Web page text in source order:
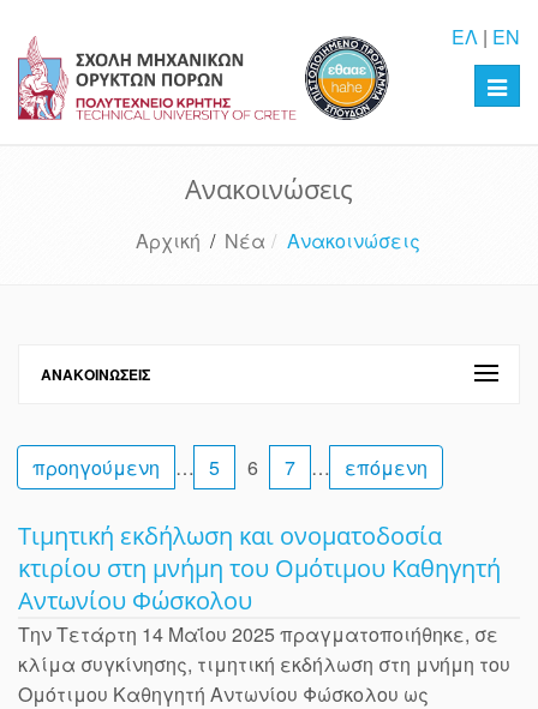
ΕΛ | EN
Ανακοινώσεις
Αρχική / Νέα Ανακοινώσεις
ΑΝΑΚΟΙΝΏΣΕΙΣ
προηγούμενη … 5 6 7 … επόμενη
Τιμητική εκδήλωση και ονοματοδοσία
κτιρίου στη μνήμη του Ομότιμου Καθηγητή
Αντωνίου Φώσκολου
Την Τετάρτη 14 Μαΐου 2025 πραγματοποιήθηκε, σε
κλίμα συγκίνησης, τιμητική εκδήλωση στη μνήμη του
Ομότιμου Καθηγητή Αντωνίου Φώσκολου ως